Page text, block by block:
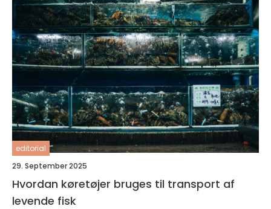
editorial
29. September 2025
Hvordan køretøjer bruges til transport af
levende fisk